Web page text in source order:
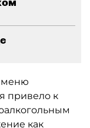
меню
привело к
как